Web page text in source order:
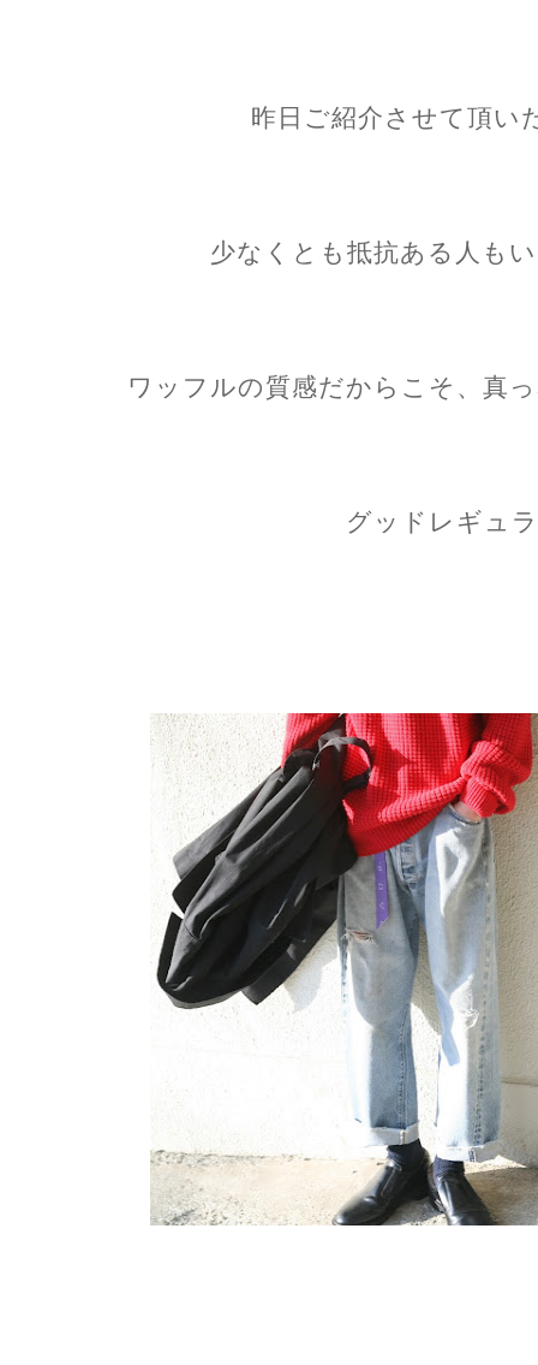
昨日ご紹介させて頂い
少なくとも抵抗ある人も
ワッフルの質感だからこそ、真
グッドレギュ